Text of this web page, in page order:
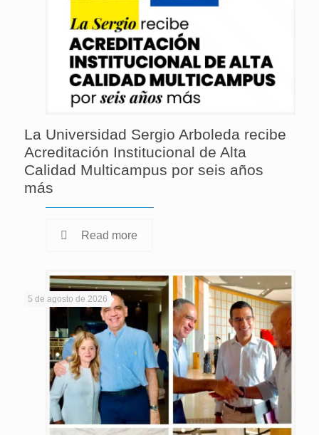
La Universidad Sergio Arboleda recibe
Acreditación Institucional de Alta
Calidad Multicampus por seis años
más
Read more
5 de agosto de 2026